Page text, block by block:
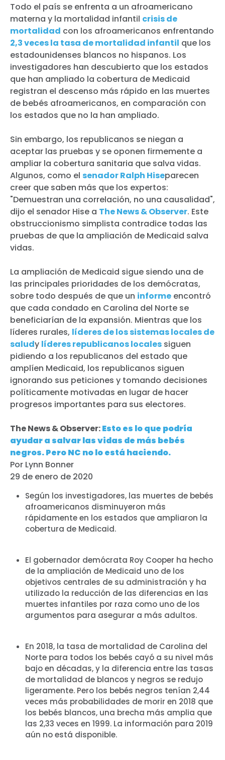
Todo el país se enfrenta a un afroamericano
materna y la mortalidad infantil crisis de
mortalidad con los afroamericanos enfrentando
2,3 veces la tasa de mortalidad infantil que los
estadounidenses blancos no hispanos. Los
investigadores han descubierto que los estados
que han ampliado la cobertura de Medicaid
registran el descenso más rápido en las muertes
de bebés afroamericanos, en comparación con
los estados que no la han ampliado.
Sin embargo, los republicanos se niegan a
aceptar las pruebas y se oponen firmemente a
ampliar la cobertura sanitaria que salva vidas.
Algunos, como el senador Ralph Hiseparecen
creer que saben más que los expertos:
"Demuestran una correlación, no una causalidad",
dijo el senador Hise a The News & Observer. Este
obstruccionismo simplista contradice todas las
pruebas de que la ampliación de Medicaid salva
vidas.
La ampliación de Medicaid sigue siendo una de
las principales prioridades de los demócratas,
sobre todo después de que un informe encontró
que cada condado en Carolina del Norte se
beneficiarían de la expansión. Mientras que los
líderes rurales, líderes de los sistemas locales de
saludy líderes republicanos locales siguen
pidiendo a los republicanos del estado que
amplíen Medicaid, los republicanos siguen
ignorando sus peticiones y tomando decisiones
políticamente motivadas en lugar de hacer
progresos importantes para sus electores.
The News & Observer:Esto es lo que podría
ayudar a salvar las vidas de más bebés
negros. Pero NC no lo está haciendo.
Por Lynn Bonner
29 de enero de 2020
Según los investigadores, las muertes de bebés
afroamericanos disminuyeron más
rápidamente en los estados que ampliaron la
cobertura de Medicaid.
El gobernador demócrata Roy Cooper ha hecho
de la ampliación de Medicaid uno de los
objetivos centrales de su administración y ha
utilizado la reducción de las diferencias en las
muertes infantiles por raza como uno de los
argumentos para asegurar a más adultos.
En 2018, la tasa de mortalidad de Carolina del
Norte para todos los bebés cayó a su nivel más
bajo en décadas, y la diferencia entre las tasas
de mortalidad de blancos y negros se redujo
ligeramente. Pero los bebés negros tenían 2,44
veces más probabilidades de morir en 2018 que
los bebés blancos, una brecha más amplia que
las 2,33 veces en 1999. La información para 2019
aún no está disponible.